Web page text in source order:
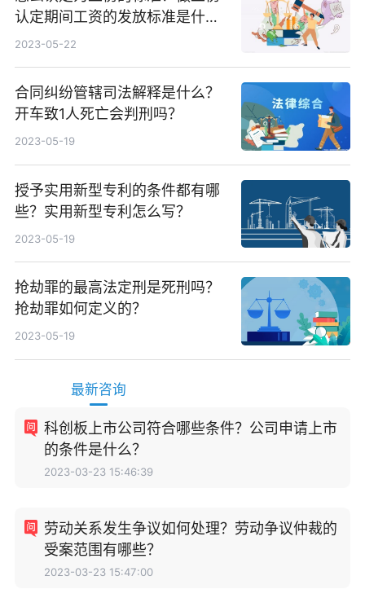
认定期间工资的发放标准是什
么？
2023-05-22
合同纠纷管辖司法解释是什么？
开车致1人死亡会判刑吗？
2023-05-19
授予实用新型专利的条件都有哪
些？实用新型专利怎么写？
2023-05-19
抢劫罪的最高法定刑是死刑吗？
抢劫罪如何定义的？
2023-05-19
最新咨询
科创板上市公司符合哪些条件？公司申请上市
的条件是什么？
2023-03-23 15:46:39
劳动关系发生争议如何处理？劳动争议仲裁的
受案范围有哪些？
2023-03-23 15:47:00